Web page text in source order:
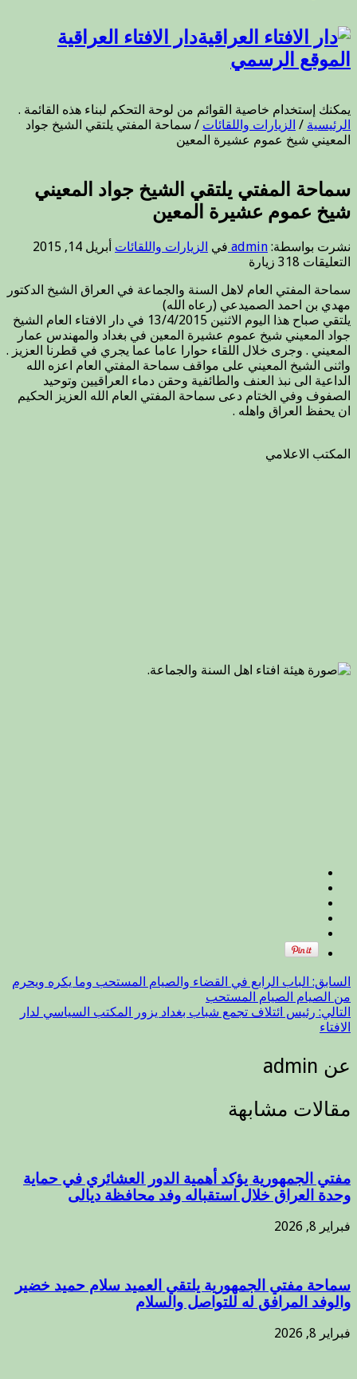
دار الافتاء العراقية
الموقع الرسمي
يمكنك إستخدام خاصية القوائم من لوحة التحكم لبناء هذه القائمة .
الرئيسية / الزيارات واللقائات / سماحة المفتي يلتقي الشيخ جواد
المعيني شيخ عموم عشيرة المعين
سماحة المفتي يلتقي الشيخ جواد المعيني
شيخ عموم عشيرة المعين
نشرت بواسطة: admin في الزيارات واللقائات أبريل 14, 2015
التعليقات على
المفتي
يلتقي
الشيخ
جواد
المعيني
شيخ
عموم
عشيرة
المعين
318 زيارة
سماحة المفتي العام لاهل السنة والجماعة في العراق الشيخ الدكتور
مهدي بن احمد الصميدعي (رعاه الله)
يلتقي صباح هذا اليوم الاثنين 13/4/2015 في دار الافتاء العام الشيخ
جواد المعيني شيخ عموم عشيرة المعين في بغداد والمهندس عمار
المعيني . وجرى خلال اللقاء حوارا عاما عما يجري في قطرنا العزيز .
واثنى الشيخ المعيني على مواقف سماحة المفتي العام اعزه الله
الداعية الى نبذ العنف والطائفية وحقن دماء العراقيين وتوحيد
الصفوف وفي الختام دعى سماحة المفتي العام الله العزيز الحكيم
ان يحفظ العراق واهله .
المكتب الاعلامي
السابق: الباب الرابع في القضاء والصيام المستحب وما يكره ويحرم
من الصيام الصيام المستحب
التالي: رئيس ائتلاف تجمع شباب بغداد يزور المكتب السياسي لدار
الافتاء
عن admin
مقالات مشابهة
مفتي الجمهورية يؤكد أهمية الدور العشائري في حماية
وحدة العراق خلال استقباله وفد محافظة ديالى
فبراير 8, 2026
سماحة مفتي الجمهورية يلتقي العميد سلام حميد خضير
والوفد المرافق له للتواصل والسلام
فبراير 8, 2026